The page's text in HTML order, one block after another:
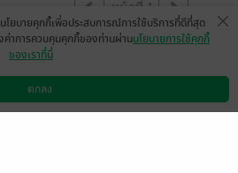
หน้าที่ 1
วิธีการใช้งาน ติดต่อเรา
โยบายคุกกี้เพื่อประสบการณ์การใช้บริการที่ดีที่สุด
ค่าการควบคุมคุกกี้ของท่านผ่านนโยบายการใช้คุกกี้
ของเราที่นี่
ตกลง